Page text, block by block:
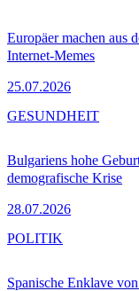
Europäer machen aus
Internet-Memes
25.07.2026
Bulgariens hohe
demografische Krise
28.07.2026
GESUNDHEIT
Spanische Enklave
POLITIK